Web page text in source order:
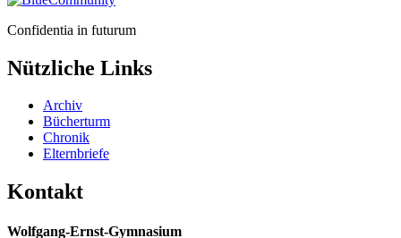
Confidentia in futurum
Nützliche Links
Archiv
Bücherturm
Chronik
Elternbriefe
Kontakt
Wolfgang-Ernst-Gymnasium